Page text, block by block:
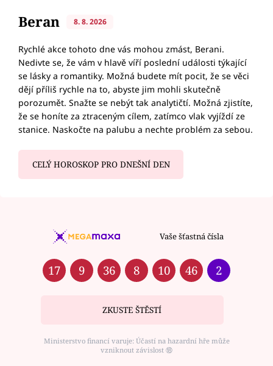
Beran 8. 8. 2026
Rychlé akce tohoto dne vás mohou zmást, Berani.
Nedivte se, že vám v hlavě víří poslední události týkající
se lásky a romantiky. Možná budete mít pocit, že se věci
dějí příliš rychle na to, abyste jim mohli skutečně
porozumět. Snažte se nebýt tak analytičtí. Možná zjistíte,
že se honíte za ztraceným cílem, zatímco vlak vyjíždí ze
stanice. Naskočte na palubu a nechte problém za sebou.
CELÝ HOROSKOP PRO DNEŠNÍ DEN
Vaše šťastná čísla
17 9 36 8 10 46 2
ZKUSTE ŠTĚSTÍ
Ministerstvo financí varuje: Účastí na hazardní hře může
vzniknout závislost ⑱